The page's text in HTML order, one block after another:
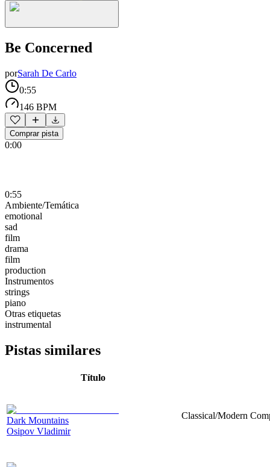
Be Concerned
porSarah De Carlo
0:55
146 BPM
Comprar pista
0:00
0:55
Ambiente/Temática
emotional
sad
film
drama
film
production
Instrumentos
strings
piano
Otras etiquetas
instrumental
Pistas similares
Título
Dark Mountains
Osipov Vladimir
Classical/Modern